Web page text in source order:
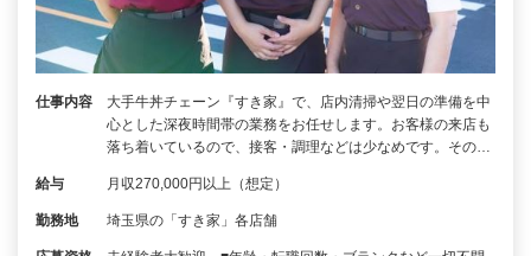
仕事内容
大手牛丼チェーン『すき家』で、店内清掃や翌日の準備を中
心とした深夜時間帯の業務をお任せします。お客様の来店も
落ち着いているので、接客・調理などは少なめです。その…
給与 月収270,000円以上（想定）
勤務地 埼玉県の「すき家」各店舗